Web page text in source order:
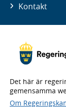
Kontakt
Det här är
gemensamma
Om